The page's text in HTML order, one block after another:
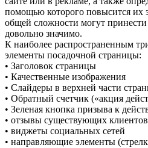
помощью которого повысится их
общей сложности могут
довольно значимо.
К наиболее распространенным
элементы посадочной страницы:
• Заголовок страницы
• Качественные изображения
• Слайдеры в верхней части
• Обратный счетчик («акция
• Зеленая кнопка призыва к
• отзывы существующих клиентов
• виджеты социальных сетей
• направляющие элементы